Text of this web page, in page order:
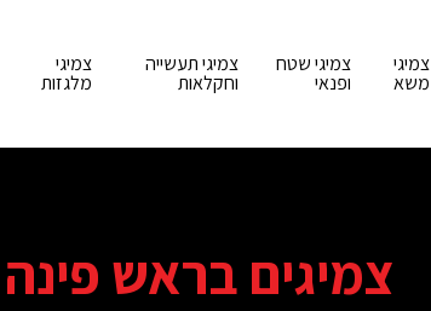
צמיגי
משא
צמיגי שטח
ופנאי
צמיגי תעשייה
וחקלאות
צמיגי
מלגזות
צמיגים בראש פינה